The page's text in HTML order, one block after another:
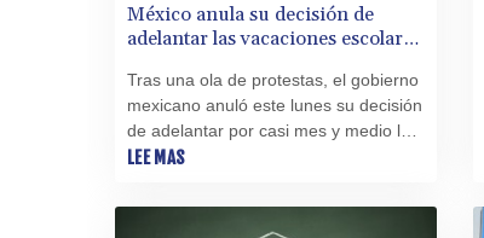
México anula su decisión de
adelantar las vacaciones escolares
Tras una ola de protestas, el gobierno
mexicano anuló este lunes su decisión
de adelantar por casi mes y medio las
vacaciones escolares por el Mundial
algunas regiones, informó la
Secretaría de Educación.
LEE MAS